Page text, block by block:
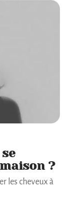
?
les cheveux à